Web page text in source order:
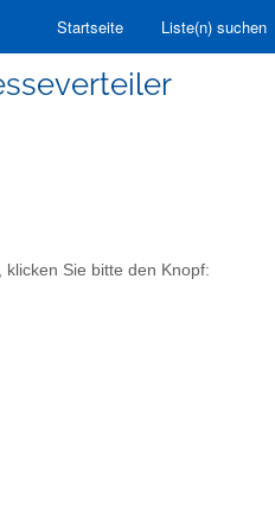
Startseite Liste(n) suchen
Sie bitte den Knopf: